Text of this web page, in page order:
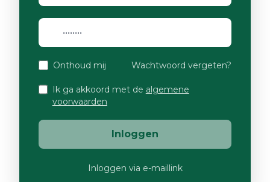
Onthoud mij Wachtwoord vergeten?
Ik ga akkoord met de algemene
voorwaarden
Inloggen
Inloggen via e-maillink